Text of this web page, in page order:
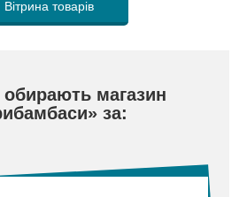
Вітрина товарів
обирають магазин
за: